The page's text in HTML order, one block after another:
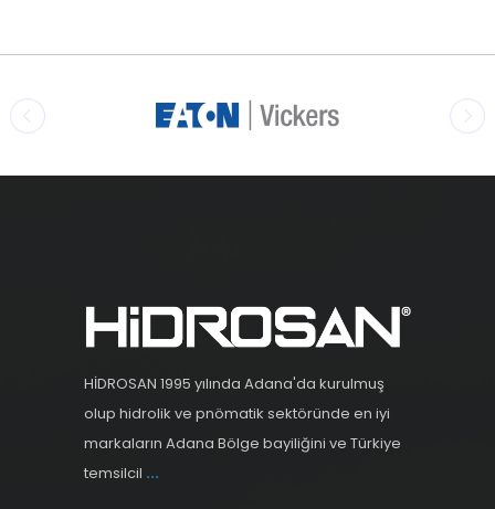
HİDROSAN 1995 yılında Adana'da kurulmuş
olup hidrolik ve pnömatik sektöründe en iyi
markaların Adana Bölge bayiliğini ve Türkiye
temsilcil ...